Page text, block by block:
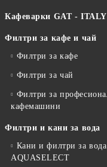
Кафеварки GAT - ITALY
Филтри за кафе и чай
Филтри за кафе
Филтри за чай
Филтри за
кафемашини
Филтри и кани за вода
Кани и филтри за вода
AQUASELECT